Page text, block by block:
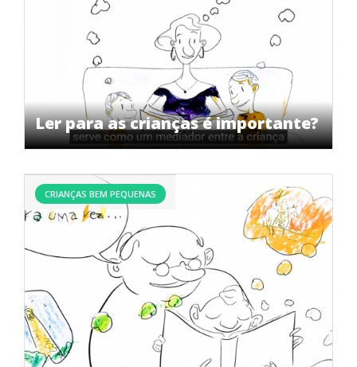
Ler para as crianças é importante?
CRIANÇAS BEM PEQUENAS